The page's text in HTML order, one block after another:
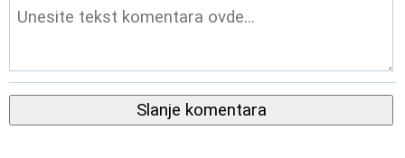
Slanje komentara